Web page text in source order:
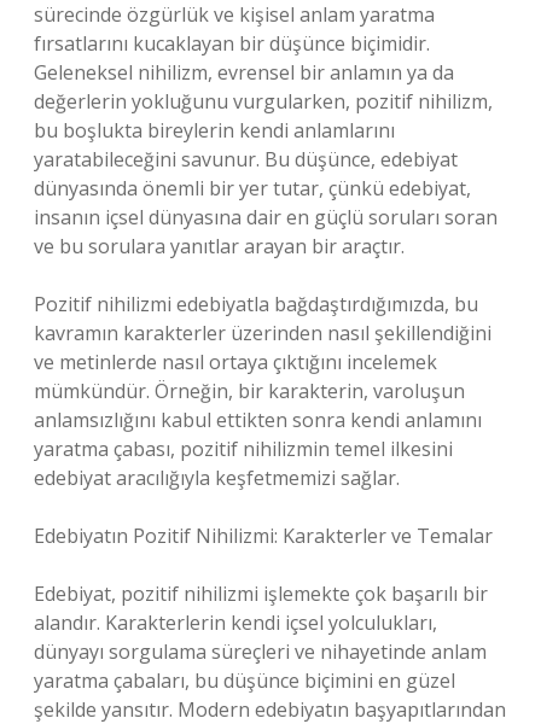
sürecinde özgürlük ve kişisel anlam yaratma
fırsatlarını kucaklayan bir düşünce biçimidir.
Geleneksel nihilizm, evrensel bir anlamın ya da
değerlerin yokluğunu vurgularken, pozitif nihilizm,
bu boşlukta bireylerin kendi anlamlarını
yaratabileceğini savunur. Bu düşünce, edebiyat
dünyasında önemli bir yer tutar, çünkü edebiyat,
insanın içsel dünyasına dair en güçlü soruları soran
ve bu sorulara yanıtlar arayan bir araçtır.
Pozitif nihilizmi edebiyatla bağdaştırdığımızda, bu
kavramın karakterler üzerinden nasıl şekillendiğini
ve metinlerde nasıl ortaya çıktığını incelemek
mümkündür. Örneğin, bir karakterin, varoluşun
anlamsızlığını kabul ettikten sonra kendi anlamını
yaratma çabası, pozitif nihilizmin temel ilkesini
edebiyat aracılığıyla keşfetmemizi sağlar.
Edebiyatın Pozitif Nihilizmi: Karakterler ve Temalar
Edebiyat, pozitif nihilizmi işlemekte çok başarılı bir
alandır. Karakterlerin kendi içsel yolculukları,
dünyayı sorgulama süreçleri ve nihayetinde anlam
yaratma çabaları, bu düşünce biçimini en güzel
şekilde yansıtır. Modern edebiyatın başyapıtlarından